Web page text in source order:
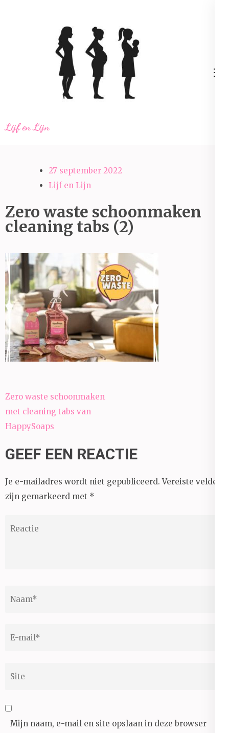
Lijf en Lijn
27 september 2022
Lijf en Lijn
Zero waste schoonmaken
cleaning tabs (2)
Bericht
navigatie
Zero waste schoonmaken
met cleaning tabs van
HappySoaps
GEEF EEN REACTIE
Je e-mailadres wordt niet gepubliceerd. Vereiste velden
zijn gemarkeerd met *
Mijn naam, e-mail en site opslaan in deze browser